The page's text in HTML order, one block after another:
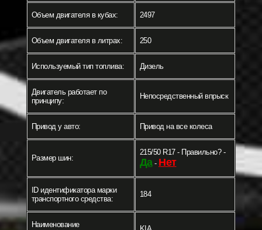
Объем двигателя в кубах: 2497
Объем двигателя в литрах: 250
Используемый тип топлива: Дизель
Двигатель работает по
принципу:
Непосредственный впрыск
Привод у авто: Привод на все колеса
Размер шин:
215/50 R17 - Правильно? -
Да- Нет
ID идентификатора марки
транспортного средства:
184
Наименование